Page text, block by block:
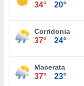
34° 20°
Corridonia
37° 24°
Macerata
37° 23°